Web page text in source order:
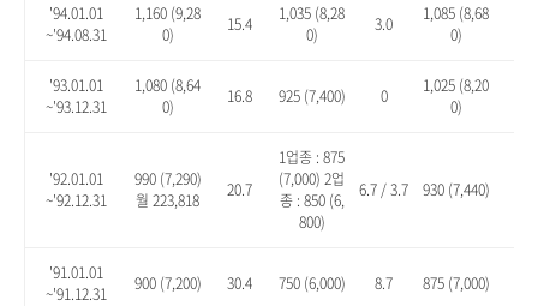
'94.01.01
~'94.08.31
1,160 (9,28
0)
15.4
1,035 (8,28
0)
3.0
1,085 (8,68
0)
'93.01.01
~'93.12.31
1,080 (8,64
0)
16.8 925 (7,400) 0
1,025 (8,20
0)
'92.01.01
~'92.12.31
990 (7,290)
월 223,818
20.7
1업종 : 875
(7,000) 2업
종 : 850 (6,
800)
6.7 / 3.7 930 (7,440)
'91.01.01
~'91.12.31
900 (7,200) 30.4 750 (6,000) 8.7 875 (7,000)